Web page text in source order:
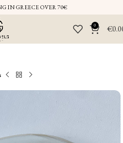
IN GREECE OVER 70€
0 €